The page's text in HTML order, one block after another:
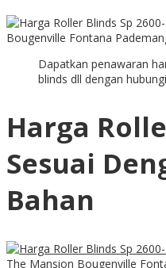
Dapatkan penawaran
blinds dll dengan
Harga
Sesuai
Bahan